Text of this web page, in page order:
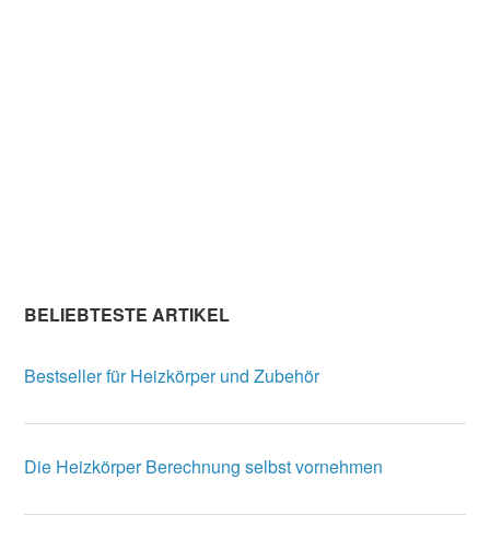
BELIEBTESTE ARTIKEL
Bestseller für Heizkörper und Zubehör
Die Heizkörper Berechnung selbst vornehmen